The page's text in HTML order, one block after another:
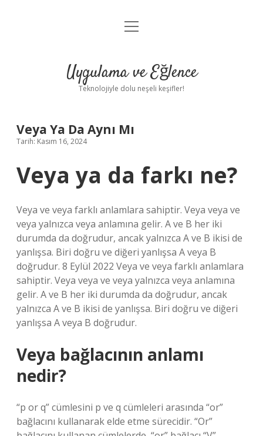
Anasayfa
Yasal Uyarı
menüyü
Uygulama ve Eğlence
Teknolojiyle dolu neşeli keşifler!
Veya Ya Da Aynı Mı
Tarih: Kasım 16, 2024
Veya ya da farkı ne?
Veya ve veya farklı anlamlara sahiptir. Veya veya ve
veya yalnızca veya anlamına gelir. A ve B her iki
durumda da doğrudur, ancak yalnızca A ve B ikisi de
yanlışsa. Biri doğru ve diğeri yanlışsa A veya B
doğrudur. 8 Eylül 2022 Veya ve veya farklı anlamlara
sahiptir. Veya veya ve veya yalnızca veya anlamına
gelir. A ve B her iki durumda da doğrudur, ancak
yalnızca A ve B ikisi de yanlışsa. Biri doğru ve diğeri
yanlışsa A veya B doğrudur.
Veya bağlacının anlamı
nedir?
“p or q” cümlesini p ve q cümleleri arasında “or”
bağlacını kullanarak elde etme sürecidir. “Or”